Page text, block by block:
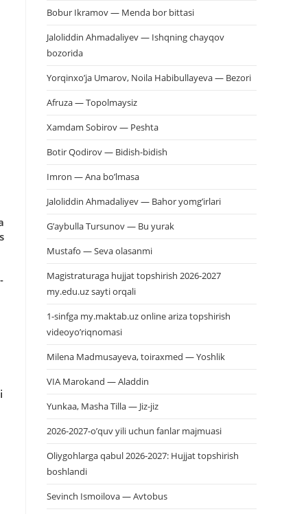
Bobur Ikramov — Menda bor bittasi
Jaloliddin Ahmadaliyev — Ishqning chayqov
bozorida
Yorqinxo’ja Umarov, Noila Habibullayeva — Bezori
Afruza — Topolmaysiz
Xamdam Sobirov — Peshta
Botir Qodirov — Bidish-bidish
Imron — Ana bo’lmasa
Jaloliddin Ahmadaliyev — Bahor yomg’irlari
G’aybulla Tursunov — Bu yurak
Mustafo — Seva olasanmi
Magistraturaga hujjat topshirish 2026-2027
my.edu.uz sayti orqali
1-sinfga my.maktab.uz online ariza topshirish
videoyo’riqnomasi
Milena Madmusayeva, toiraxmed — Yoshlik
VIA Marokand — Aladdin
Yunkaa, Masha Tilla — Jiz-jiz
2026-2027-o’quv yili uchun fanlar majmuasi
Oliygohlarga qabul 2026-2027: Hujjat topshirish
boshlandi
Sevinch Ismoilova — Avtobus